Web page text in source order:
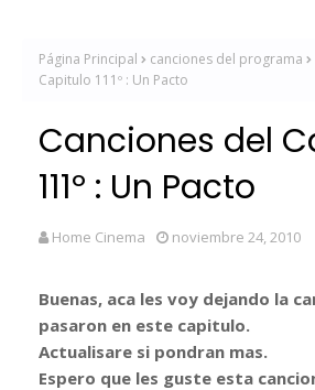
Página Principal canciones del programa
Capitulo 111º : Un Pacto
Canciones del
111º : Un Pacto
Home Cinema noviembre 24, 2010
Buenas, aca les voy dejando la
pasaron en este capitulo.
Actualisare si pondran mas.
Espero que les guste esta